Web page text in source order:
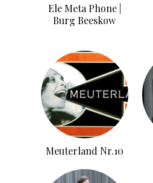
Ele Meta Phone |
Burg Beeskow
Meuterland Nr.10